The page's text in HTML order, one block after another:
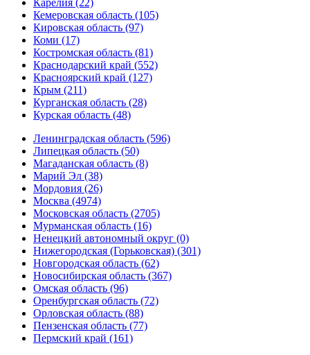
Карелия (22)
Кемеровская область (105)
Кировская область (97)
Коми (17)
Костромская область (81)
Краснодарский край (552)
Красноярский край (127)
Крым (211)
Курганская область (28)
Курская область (48)
Ленинградская область (596)
Липецкая область (50)
Магаданская область (8)
Марий Эл (38)
Мордовия (26)
Москва (4974)
Московская область (2705)
Мурманская область (16)
Ненецкий автономный округ (0)
Нижегородская (Горьковская) (301)
Новгородская область (62)
Новосибирская область (367)
Омская область (96)
Оренбургская область (72)
Орловская область (88)
Пензенская область (77)
Пермский край (161)